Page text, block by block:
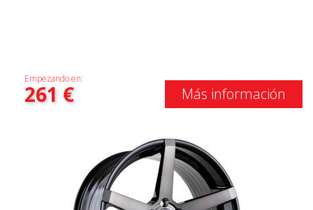
Empezando en:
261 € Más información